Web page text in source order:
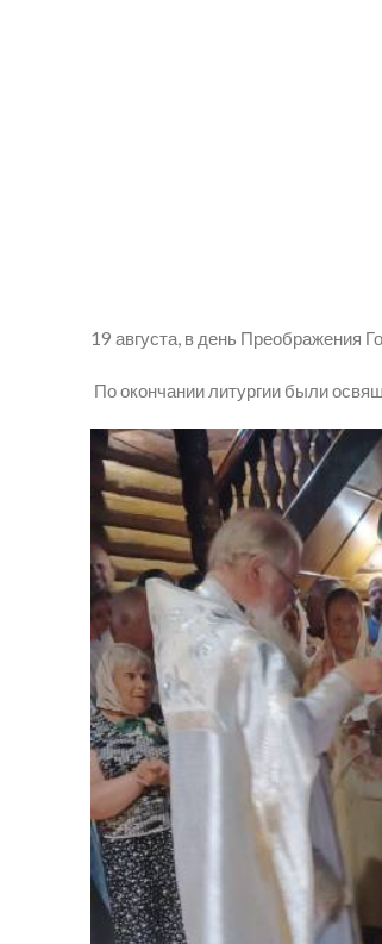
19 августа, в день Преображения
По окончании литургии были